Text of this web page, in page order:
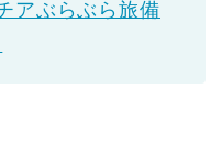
アぶらぶら旅備